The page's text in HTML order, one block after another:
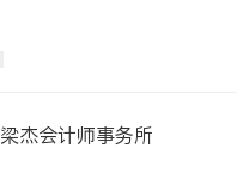
梁杰会计师事务所